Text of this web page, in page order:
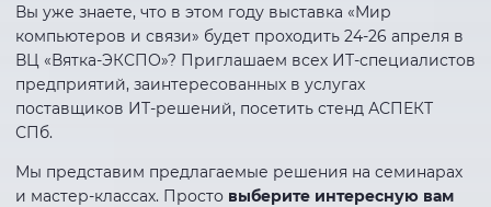
Вы уже знаете, что в этом году выставка «Мир
компьютеров и связи» будет проходить 24-26 апреля в
ВЦ «Вятка-ЭКСПО»? Приглашаем всех ИТ-специалистов
предприятий, заинтересованных в услугах
поставщиков ИТ-решений, посетить стенд АСПЕКТ
СПб.
Мы представим предлагаемые решения на семинарах
и мастер-классах. Просто выберите интересную вам